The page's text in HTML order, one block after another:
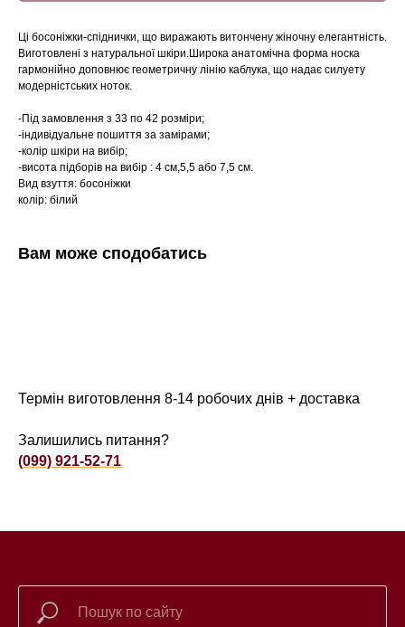
Ці босоніжки-спіднички, що виражають витончену жіночну елегантність.
Виготовлені з натуральної шкіри.Широка анатомічна форма носка
гармонійно доповнює геометричну лінію каблука, що надає силуету
модерністських ноток.
-Під замовлення з 33 по 42 розміри;
-індивідуальне пошиття за замірами;
-колір шкіри на вибір;
-висота підборів на вибір : 4 см,5,5 або 7,5 см.
Вид взуття: босоніжки
колір: білий
Вам може сподобатись
Термін виготовлення 8-14 робочих днів + доставка
Залишились питання?
(099) 921-52-71